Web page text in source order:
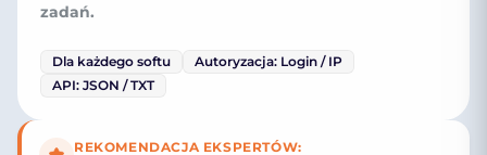
zadań.
Dla każdego softu
Autoryzacja: Login / IP
API: JSON / TXT
REKOMENDACJA EKSPERTÓW: